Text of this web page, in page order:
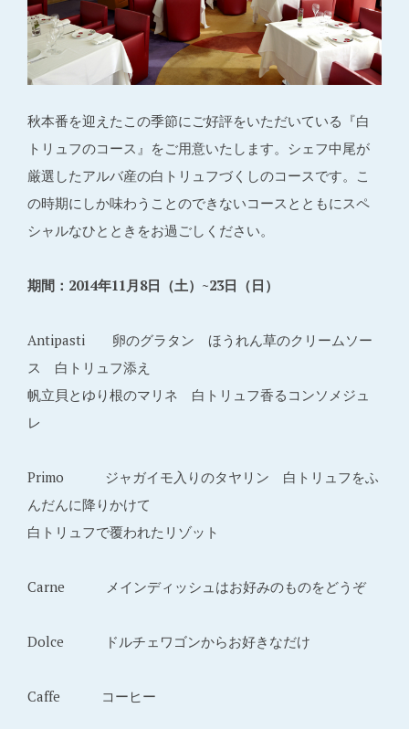
秋本番を迎えたこの季節にご好評をいただいている『白
トリュフのコース』をご用意いたします。シェフ中尾が
厳選したアルバ産の白トリュフづくしのコースです。こ
の時期にしか味わうことのできないコースとともにスペ
シャルなひとときをお過ごしください。
期間：2014年11月8日（土）~23日（日）
Antipasti 卵のグラタン ほうれん草のクリームソー
ス 白トリュフ添え
帆立貝とゆり根のマリネ 白トリュフ香るコンソメジュ
レ
Primo ジャガイモ入りのタヤリン 白トリュフをふ
んだんに降りかけて
白トリュフで覆われたリゾット
Carne メインディッシュはお好みのものをどうぞ
Dolce ドルチェワゴンからお好きなだけ
Caffe コーヒー